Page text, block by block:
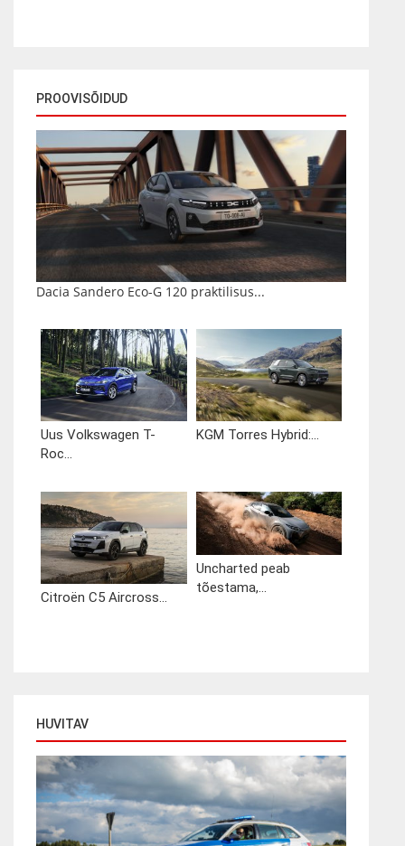
PROOVISÕIDUD
Dacia Sandero Eco-G 120 praktilisus...
Uus Volkswagen T-
Roc...
KGM Torres Hybrid:...
Citroën C5 Aircross...
Uncharted peab
tõestama,...
HUVITAV